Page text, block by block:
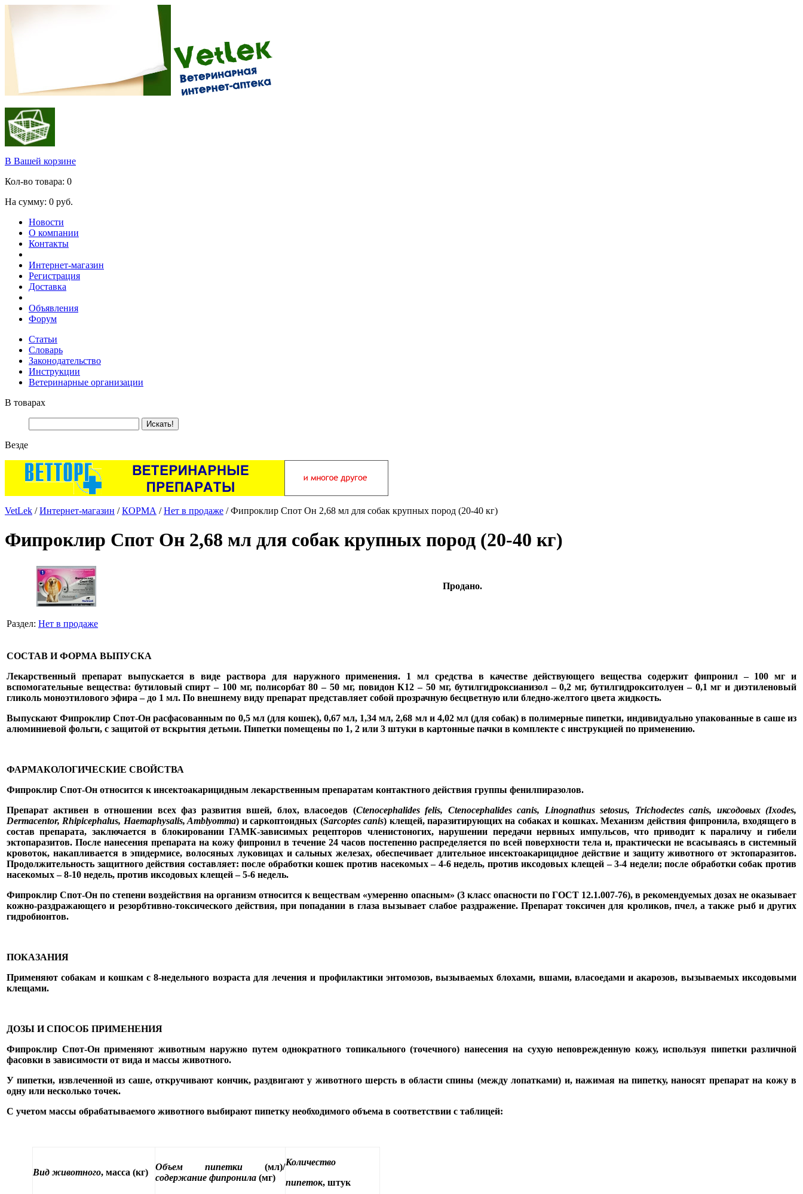
В Вашей корзине
Кол-во товара: 0
На сумму: 0 руб.
Новости
О компании
Контакты
Интернет-магазин
Регистрация
Доставка
Объявления
Форум
Статьи
Словарь
Законодательство
Инструкции
Ветеринарные организации
В товарах
Везде
VetLek /Интернет-магазин /КОРМА /Нет в продаже / Фипроклир Спот Он 2,68 мл для собак крупных пород (20-40 кг)
Фипроклир Спот Он 2,68 мл для собак крупных пород (20-40 кг)
Продано.
Раздел: Нет в продаже
СОСТАВ И ФОРМА ВЫПУСКА
Лекарственный препарат выпускается в виде раствора для наружного применения. 1 мл средства в качестве действующего вещества содержит фипронил – 100 мг и
вспомогательные вещества: бутиловый спирт – 100 мг, полисорбат 80 – 50 мг, повидон К12 – 50 мг, бутилгидроксианизол – 0,2 мг, бутилгидрокситолуен – 0,1 мг и диэтиленовый
гликоль моноэтилового эфира – до 1 мл. По внешнему виду препарат представляет собой прозрачную бесцветную или бледно-желтого цвета жидкость.
Выпускают Фипроклир Спот-Он расфасованным по 0,5 мл (для кошек), 0,67 мл, 1,34 мл, 2,68 мл и 4,02 мл (для собак) в полимерные пипетки, индивидуально упакованные в саше из
алюминиевой фольги, с защитой от вскрытия детьми. Пипетки помещены по 1, 2 или 3 штуки в картонные пачки в комплекте с инструкцией по применению.
ФАРМАКОЛОГИЧЕСКИЕ СВОЙСТВА
Фипроклир Спот-Он относится к инсектоакарицидным лекарственным препаратам контактного действия группы фенилпиразолов.
Препарат активен в отношении всех фаз развития вшей, блох, власоедов (Ctenocephalides felis, Ctenocephalides canis, Linognathus setosus, Trichodectes canis, иксодовых (Ixodes,
Dermacentor, Rhipicephalus, Haemaphysalis, Amblyomma) и саркоптоидных (Sarcoptes canis) клещей, паразитирующих на собаках и кошках. Механизм действия фипронила, входящего в
состав препарата, заключается в блокировании ГАМК-зависимых рецепторов членистоногих, нарушении передачи нервных импульсов, что приводит к параличу и гибели
эктопаразитов. После нанесения препарата на кожу фипронил в течение 24 часов постепенно распределяется по всей поверхности тела и, практически не всасываясь в системный
кровоток, накапливается в эпидермисе, волосяных луковицах и сальных железах, обеспечивает длительное инсектоакарицидное действие и защиту животного от эктопаразитов.
Продолжительность защитного действия составляет: после обработки кошек против насекомых – 4-6 недель, против иксодовых клещей – 3-4 недели; после обработки собак против
насекомых – 8-10 недель, против иксодовых клещей – 5-6 недель.
Фипроклир Спот-Он по степени воздействия на организм относится к веществам «умеренно опасным» (3 класс опасности по ГОСТ 12.1.007-76), в рекомендуемых дозах не оказывает
кожно-раздражающего и резорбтивно-токсического действия, при попадании в глаза вызывает слабое раздражение. Препарат токсичен для кроликов, пчел, а также рыб и других
гидробионтов.
ПОКАЗАНИЯ
Применяют собакам и кошкам с 8-недельного возраста для лечения и профилактики энтомозов, вызываемых блохами, вшами, власоедами и акарозов, вызываемых иксодовыми
клещами.
ДОЗЫ И СПОСОБ ПРИМЕНЕНИЯ
Фипроклир Спот-Он применяют животным наружно путем однократного топикального (точечного) нанесения на сухую неповрежденную кожу, используя пипетки различной
фасовки в зависимости от вида и массы животного.
У пипетки, извлеченной из саше, откручивают кончик, раздвигают у животного шерсть в области спины (между лопатками) и, нажимая на пипетку, наносят препарат на кожу в
одну или несколько точек.
С учетом массы обрабатываемого животного выбирают пипетку необходимого объема в соответствии с таблицей:
Вид животного, масса (кг)
Объем пипетки (мл)/
содержание фипронила (мг)
Количество
пипеток, штук